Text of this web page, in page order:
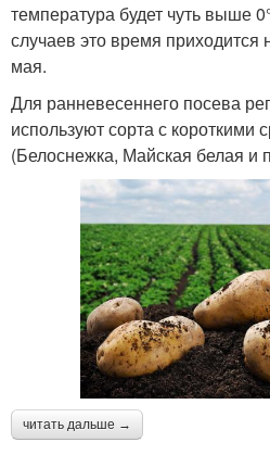
температура будет чуть выше
случаев это время приходится
мая.
Для ранневесеннего посева
используют сорта с короткими
(Белоснежка, Майская белая и
читать дальше →